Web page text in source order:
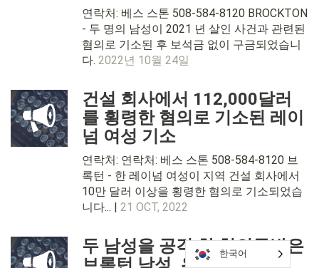
연락처: 베스 스톤 508-584-8120 BROCKTON
- 두 명의 남성이 2021 년 살인 사건과 관련된
혐의로 기소된 후 보석금 없이 구금되었습니
다. 2022년 10월 24일
건설 회사에서 112,000달러
를 횡령한 혐의로 기소된 레이
넘 여성 기소
연락처: 연락처: 베스 스톤 508-584-8120 브
록턴 - 한 레이넘 여성이 지역 건설 회사에서
10만 달러 이상을 횡령한 혐의로 기소되었습
니다... | 21 OCT, 2022
두 남성을 공격 한 혐의를받은
한국어